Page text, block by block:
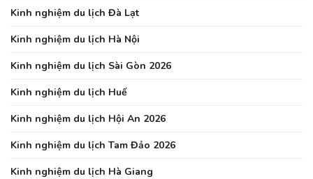
Kinh nghiệm du lịch Đà Lạt
Kinh nghiệm du lịch Hà Nội
Kinh nghiệm du lịch Sài Gòn 2026
Kinh nghiệm du lịch Huế
Kinh nghiệm du lịch Hội An 2026
Kinh nghiệm du lịch Tam Đảo 2026
Kinh nghiệm du lịch Hà Giang